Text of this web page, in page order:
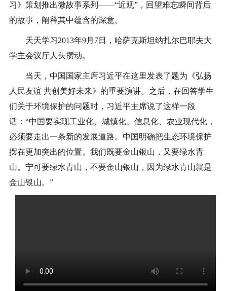
习》策划推出微故事系列——“近观”，回望难忘瞬间背后
的故事，阐释其中蕴含的深意。
天天学习2013年9月7日，哈萨克斯坦纳扎尔巴耶夫大
学主会议厅人头攒动。
当天，中国国家主席习近平在这里发表了题为《弘扬
人民友谊 共创美好未来》的重要演讲。之后，在回答学生
们关于环境保护的问题时，习近平主席说了这样一段
话：“中国要实现工业化、城镇化、信息化、农业现代化，
必须要走出一条新的发展道路。中国明确把生态环境保护
摆在更加突出的位置。我们既要金山银山，又要绿水青
山。宁可要绿水青山，不要金山银山，因为绿水青山就是
金山银山。”